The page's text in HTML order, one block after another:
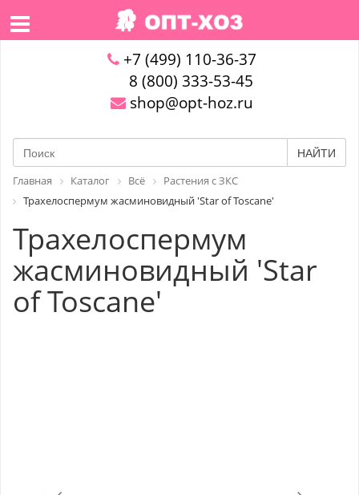
+7 (499) 110-36-37
8 (800) 333-53-45
shop@opt-hoz.ru
НАЙТИ
Главная Каталог Всё
Растения с ЗКС
Трахелоспермум жасминовидный 'Star of Toscane'
Трахелоспермум
жасминовидный 'Star
of Toscane'